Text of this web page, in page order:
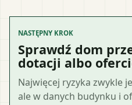
NASTĘPNY KROK
Sprawdź dom
dotacji albo
Najwięcej ryzyka zwykle
ale w danych budynku i